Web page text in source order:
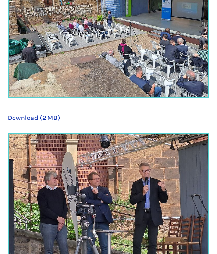
Download (2 MB)